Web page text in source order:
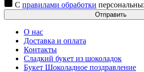
С правилами обработки
Отправить
О нас
Доставка и оплата
Контакты
Сладкий букет из шоколадок
Букет Шоколадное поздравление